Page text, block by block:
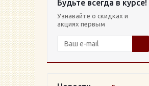
Будьте всегда в курсе!
Узнавайте о скидках и
акциях первым